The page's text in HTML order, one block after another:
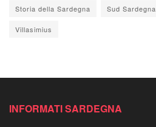
Storia della Sardegna Sud Sardegna
Villasimius
INFORMATI SARDEGNA